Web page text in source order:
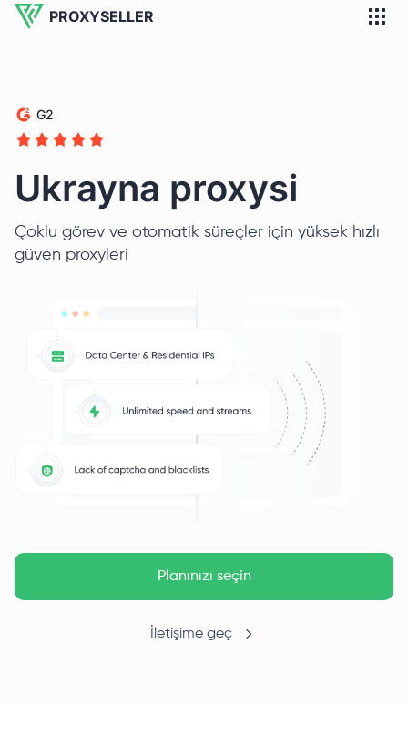
PROXYSELLER
G2
Ukrayna proxysi
Çoklu görev ve otomatik süreçler için yüksek hızlı
güven proxyleri
Planınızı seçin
İletişime geç